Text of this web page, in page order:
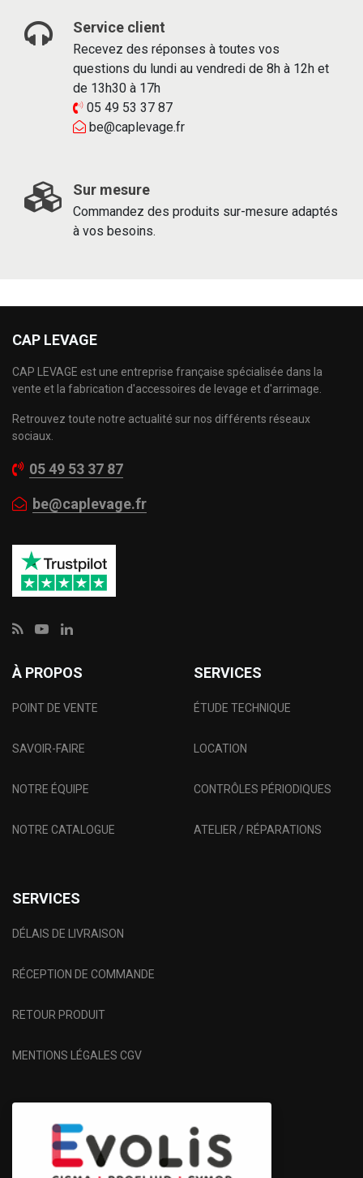
Service client
Recevez des réponses à toutes vos
questions du lundi au vendredi de 8h à 12h et
de 13h30 à 17h
05 49 53 37 87
be@caplevage.fr
Sur mesure
Commandez des produits sur-mesure adaptés
à vos besoins.
CAP LEVAGE
CAP LEVAGE est une entreprise française spécialisée dans la
vente et la fabrication d'accessoires de levage et d'arrimage.
Retrouvez toute notre actualité sur nos différents réseaux
sociaux.
05 49 53 37 87
be@caplevage.fr
À PROPOS
POINT DE VENTE
SAVOIR-FAIRE
NOTRE ÉQUIPE
NOTRE CATALOGUE
SERVICES
ÉTUDE TECHNIQUE
LOCATION
CONTRÔLES PÉRIODIQUES
ATELIER / RÉPARATIONS
SERVICES
DÉLAIS DE LIVRAISON
RÉCEPTION DE COMMANDE
RETOUR PRODUIT
MENTIONS LÉGALES CGV